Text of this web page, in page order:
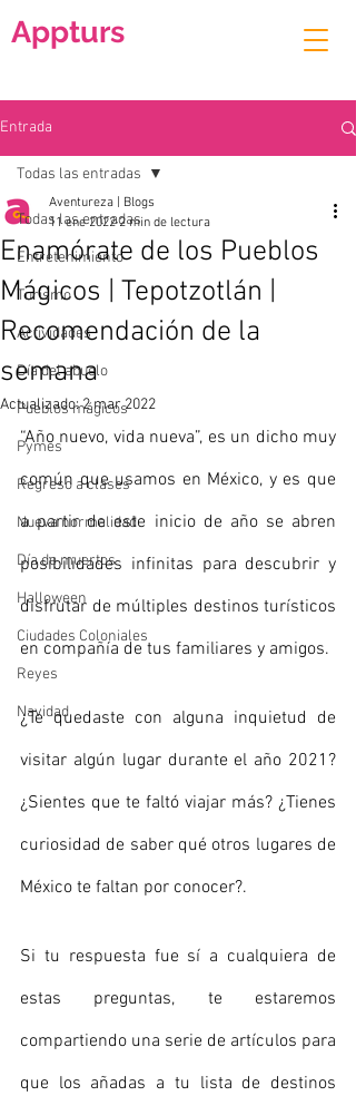
Appturs
Entrada
Todas las entradas
Entretenimiento
Turismo
Actividades
Día del abuelo
Pueblos mágicos
Pymes
Regreso a clases
Nueva normalidad
Día de muertos
Halloween
Ciudades Coloniales
Reyes
Navidad
Todas las entradas
Enamórate de los Pueblos
Mágicos | Tepotzotlán |
Recomendación de la
semana
Aventureza | Blogs
11 ene 2022 2 min de lectura
Actualizado:2 mar 2022
“Año nuevo, vida nueva”, es un dicho muy
común que usamos en México, y es que
a partir de este inicio de año se abren
posibilidades infinitas para descubrir y
disfrutar de múltiples destinos turísticos
en compañía de tus familiares y amigos.
¿Te quedaste con alguna inquietud de
visitar algún lugar durante el año 2021?
¿Sientes que te faltó viajar más? ¿Tienes
curiosidad de saber qué otros lugares de
México te faltan por conocer?.
Si tu respuesta fue sí a cualquiera de
estas preguntas, te estaremos
compartiendo una serie de artículos para
que los añadas a tu lista de destinos